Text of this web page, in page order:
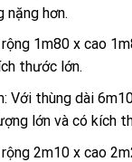
nặng hơn.
1m80 x cao
thước lớn.
Với thùng dài
lớn và có kích
2m10 x cao